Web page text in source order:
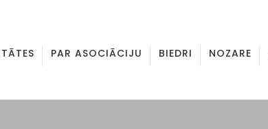
PAR ASOCIĀCIJU BIEDRI NOZARE